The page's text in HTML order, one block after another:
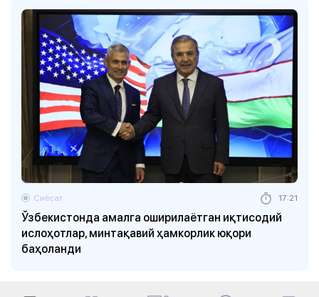
Ўзбекистонда амалга оширилаётган иқтисодий
ислоҳотлар, минтақавий ҳамкорлик юқори
баҳоланди
Сиёсат 17:21